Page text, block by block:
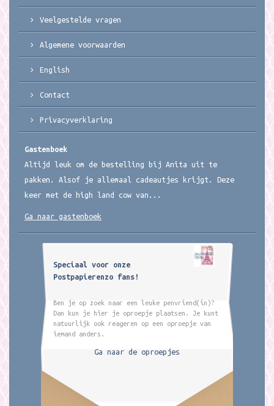
Veelgestelde vragen
Algemene voorwaarden
English
Contact
Privacyverklaring
Gastenboek
Altijd leuk om de bestelling bij Anita uit te
pakken. Alsof je allemaal cadeautjes krijgt. Deze
keer met de high land cow van...
Ga naar gastenboek
Speciaal voor onze
Postpapierenzo fans!
Ben je op zoek naar een leuke penvriend(in)?
Dan kun je hier je oproepje plaatsen. Je kunt
natuurlijk ook reageren op een oproepje van
iemand anders.
Ga naar de oproepjes